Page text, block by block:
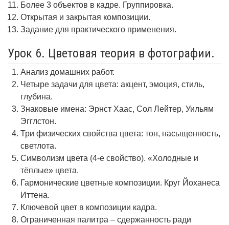
Более 3 объектов в кадре. Группировка.
Открытая и закрытая композиции.
Задание для практического применения.
Урок 6. Цветовая теория в фотографии.
Анализ домашних работ.
Четыре задачи для цвета: акцент, эмоция, стиль,
глубина.
Знаковые имена: Эрнст Хаас, Сол Лейтер, Уильям
Эгглстон.
Три физических свойства цвета: тон, насыщенность,
светлота.
Символизм цвета (4-е свойство). «Холодные и
тёплые» цвета.
Гармонические цветные композиции. Круг Йоханеса
Иттена.
Ключевой цвет в композиции кадра.
Ограниченная палитра – сдержанность ради